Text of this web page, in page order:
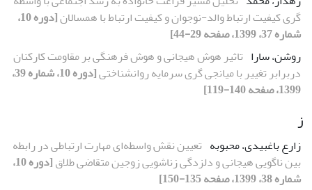
گری کیفیت ارتباط والد-نوجوان و کیفیت ارتباط با همسالان
[دوره 10،
شماره 37، 1399، صفحه 29-44]
روشن، سارا تاثیر هوش هیجانی و هوش فرهنگی بر مقاومت کارکنان
دربرابر تغییر با میانجی گری سرمایه روانشناختی
[دوره 10، شماره 39،
1399، صفحه 140-119]
ز
زارع باغبیدی، محبوبه تعیین نقش واسطه‌ای مهارت ارتباطی در رابطه
بین ناگویی هیجانی و دلزدگی زناشویی زوجین متقاضی طلاق
[دوره 10،
شماره 38، 1399، صفحه 135-150]